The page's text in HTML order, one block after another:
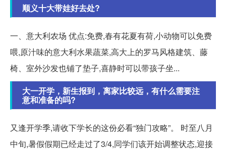
顺义十大带娃好去处?
一、意大利农场 优点:免费,春有花夏有荷,小动物可以免费
喂,原汁味的意大利水果蔬菜,高大上的罗马风格建筑、藤
椅、室外沙发也铺了垫子,喜静时可以带孩子坐...
大一开学，新生报到，离家比较远，有什么需要注
意和准备的吗?
又逢开学季,请收下学长的这份必看“独门攻略”。 时至八月
中旬,暑假假期已经走过了3/4,同学们该开始调整状态,迎接